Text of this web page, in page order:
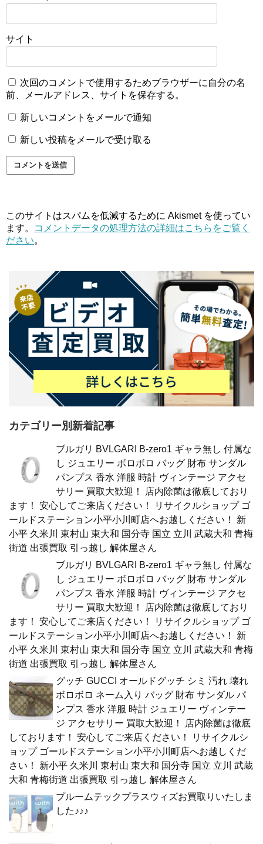
サイト
次回のコメントで使用するためブラウザーに自分の名
前、メールアドレス、サイトを保存する。
新しいコメントをメールで通知
新しい投稿をメールで受け取る
このサイトはスパムを低減するために Akismet を使ってい
ます。
コメントデータの処理方法の詳細はこちらをご覧く
ださい。
カテゴリー別新着記事
ブルガリ BVLGARI B-zero1 ギャラ無し 付属な
し ジュエリー ボロボロ バッグ 財布 サンダル
パンプス 香水 洋服 時計 ヴィンテージ アクセ
サリー 買取大歓迎！ 店内除菌は徹底しており
ます！ 安心してご来店ください！ リサイクルショップ ゴ
ールドステーション小平小川町店へお越しください！ 新
小平 久米川 東村山 東大和 国分寺 国立 立川 武蔵大和 青梅
街道 出張買取 引っ越し 解体屋さん
ブルガリ BVLGARI B-zero1 ギャラ無し 付属な
し ジュエリー ボロボロ バッグ 財布 サンダル
パンプス 香水 洋服 時計 ヴィンテージ アクセ
サリー 買取大歓迎！ 店内除菌は徹底しており
ます！ 安心してご来店ください！ リサイクルショップ ゴ
ールドステーション小平小川町店へお越しください！ 新
小平 久米川 東村山 東大和 国分寺 国立 立川 武蔵大和 青梅
街道 出張買取 引っ越し 解体屋さん
グッチ GUCCI オールドグッチ シミ 汚れ 壊れ
ボロボロ ネーム入り バッグ 財布 サンダル パ
ンプス 香水 洋服 時計 ジュエリー ヴィンテー
ジ アクセサリー 買取大歓迎！ 店内除菌は徹底
しております！ 安心してご来店ください！ リサイクルシ
ョップ ゴールドステーション小平小川町店へお越しくだ
さい！ 新小平 久米川 東村山 東大和 国分寺 国立 立川 武蔵
大和 青梅街道 出張買取 引っ越し 解体屋さん
プルームテックプラスウィズお買取りいたしま
した♪♪♪